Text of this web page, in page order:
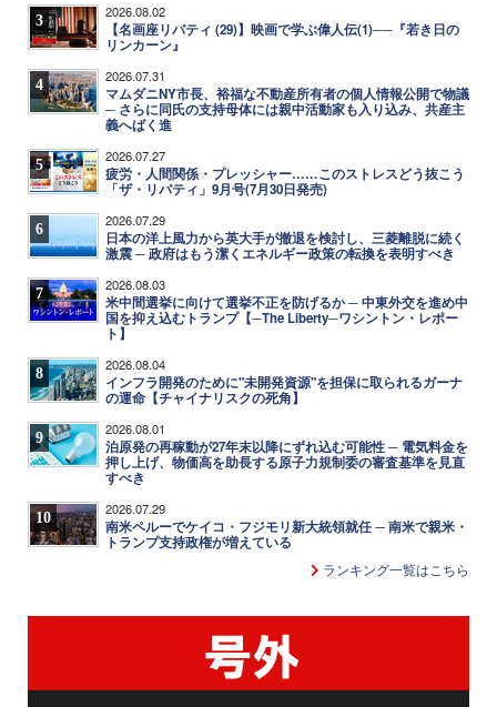
3 2026.08.02
【名画座リバティ (29)】映画で学ぶ偉人伝(1)──『若き日の
リンカーン』
4 2026.07.31
マムダニNY市長、裕福な不動産所有者の個人情報公開で物議
─ さらに同氏の支持母体には親中活動家も入り込み、共産主
義へばく進
5 2026.07.27
疲労・人間関係・プレッシャー……このストレスどう抜こう
「ザ・リバティ」9月号(7月30日発売)
6 2026.07.29
日本の洋上風力から英大手が撤退を検討し、三菱離脱に続く
激震 ─ 政府はもう潔くエネルギー政策の転換を表明すべき
7 2026.08.03
米中間選挙に向けて選挙不正を防げるか ─ 中東外交を進め中
国を抑え込むトランプ【─The Liberty─ワシントン・レポー
ト】
8 2026.08.04
インフラ開発のために"未開発資源"を担保に取られるガーナ
の運命【チャイナリスクの死角】
9 2026.08.01
泊原発の再稼動が27年末以降にずれ込む可能性 ─ 電気料金を
押し上げ、物価高を助長する原子力規制委の審査基準を見直
すべき
10 2026.07.29
南米ペルーでケイコ・フジモリ新大統領就任 ─ 南米で親米・
トランプ支持政権が増えている
ランキング一覧はこちら